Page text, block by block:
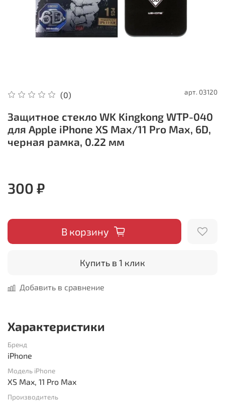
(0) арт. 03120
Защитное стекло WK Kingkong WTP-040
для Apple iPhone XS Max/11 Pro Max, 6D,
черная рамка, 0.22 мм
300 ₽
В корзину
Купить в 1 клик
Добавить в сравнение
Характеристики
Бренд
iPhone
Модель iPhone
XS Max, 11 Pro Max
Производитель